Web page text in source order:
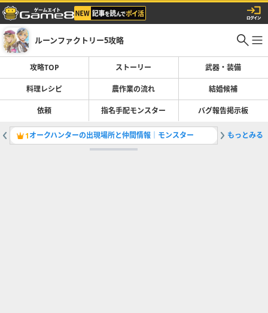
ルーンファクトリー5攻略
攻略TOP ストーリー 武器・装備
料理レシピ 農作業の流れ 結婚候補
依頼 指名手配モンスター バグ報告掲示板
1オークハンターの出現場所と仲間情報｜モンスター 2リンゴ
もっとみる